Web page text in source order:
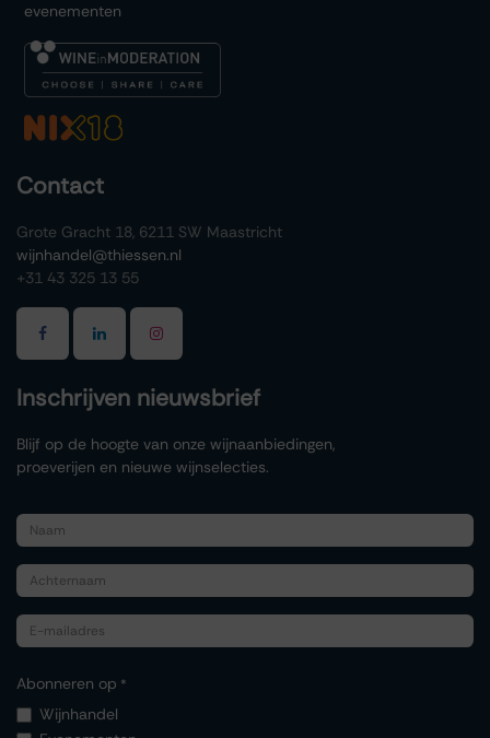
evenementen
Contact
Grote Gracht 18, 6211 SW Maastricht
wijnhandel@thiessen.nl
+31 43 325 13 55
Inschrijven nieuwsbrief
Blijf op de hoogte van onze wijnaanbiedingen,
proeverijen en nieuwe wijnselecties.
Abonneren op *
Wijnhandel